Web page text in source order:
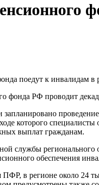
фонда РФ проводит
запланировано
которого
выплат гражданам.
службы
обеспечения
в регионе около 24